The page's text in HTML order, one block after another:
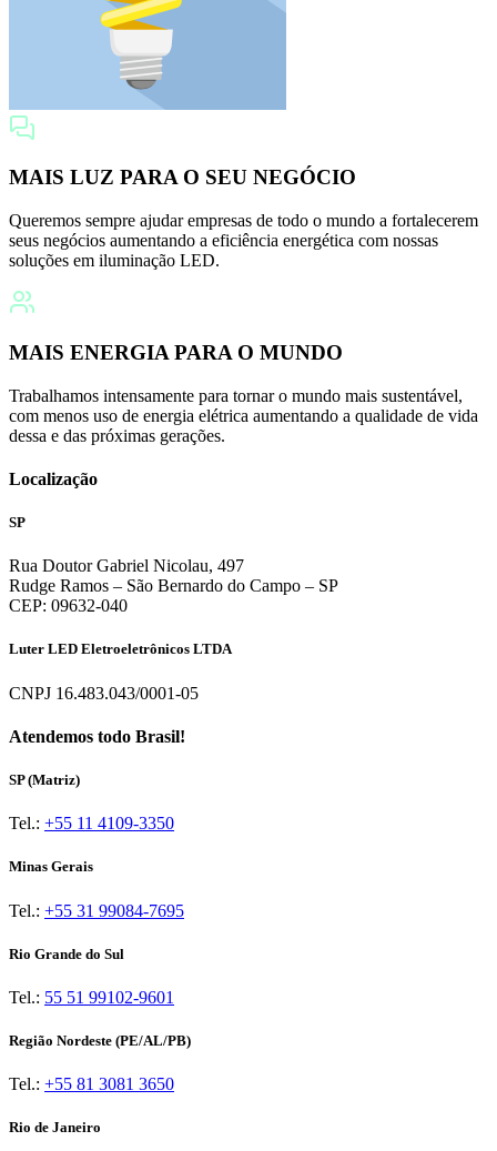
MAIS LUZ PARA O SEU NEGÓCIO
Queremos sempre ajudar empresas de todo o mundo a fortalecerem
seus negócios aumentando a eficiência energética com nossas
soluções em iluminação LED.
MAIS ENERGIA PARA O MUNDO
Trabalhamos intensamente para tornar o mundo mais sustentável,
com menos uso de energia elétrica aumentando a qualidade de vida
dessa e das próximas gerações.
Localização
SP
Rua Doutor Gabriel Nicolau, 497
Rudge Ramos – São Bernardo do Campo – SP
CEP: 09632-040
Luter LED Eletroeletrônicos LTDA
CNPJ 16.483.043/0001-05
Atendemos todo Brasil!
SP (Matriz)
Tel.: +55 11 4109-3350
Minas Gerais
Tel.: +55 31 99084-7695
Rio Grande do Sul
Tel.: 55 51 99102-9601
Região Nordeste (PE/AL/PB)
Tel.: +55 81 3081 3650
Rio de Janeiro